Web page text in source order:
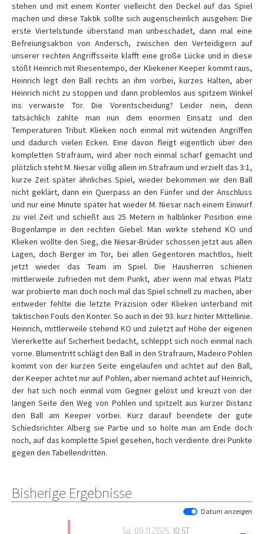
stehen und mit einem Konter vielleicht den Deckel auf das Spiel
machen und diese Taktik sollte sich augenscheinlich ausgehen: Die
erste Viertelstunde überstand man unbeschadet, dann mal eine
Befreiungsaktion von Andersch, zwischen den Verteidigern auf
unserer rechten Angriffsseite klafft eine große Lücke und in diese
stößt Heinrich mit Riesentempo, der Kliekener Keeper kommt raus,
Heinrich legt den Ball rechts an ihm vorbei, kurzes Halten, aber
Heinrich nicht zu stoppen und dann problemlos aus spitzem Winkel
ins verwaiste Tor. Die Vorentscheidung? Leider nein, denn
tatsächlich zahlte man nun dem enormen Einsatz und den
Temperaturen Tribut. Klieken noch einmal mit wütenden Angriffen
und dadurch vielen Ecken. Eine davon fleigt eigentlich über den
kompletten Strafraum, wird aber noch einmal scharf gemacht und
plötzlich steht M. Niesar völlig allein im Strafraum und erzielt das 3:1,
kurze Zeit später ähnliches Spiel, wieder bekommen wir den Ball
nicht geklärt, dann ein Querpass an den Fünfer und der Anschluss
und nur eine Minute später hat wieder M. Niesar nach einem Einwurf
zu viel Zeit und schießt aus 25 Metern in halblinker Position eine
Bogenlampe in den rechten Giebel. Man wirkte stehend KO und
Klieken wollte den Sieg, die Niesar-Brüder schossen jetzt aus allen
Lagen, doch Berger im Tor, bei allen Gegentoren machtlos, hielt
jetzt wieder das Team im Spiel. Die Hausherren schienen
mittlerweile zufrieden mit dem Punkt, aber wenn mal etwas Platz
war probierte man doch noch mal das Spiel schnell zu machen, aber
entweder fehlte die letzte Präzision oder Klieken unterband mit
taktischen Fouls den Konter. So auch in der 93. kurz hinter Mittellinie.
Heinrich, mittlerweile stehend KO und zuletzt auf Höhe der eigenen
Viererkette auf Sicherheit bedacht, schleppt sich noch einmal nach
vorne. Blumentritt schlägt den Ball in den Strafraum, Madeiro Pohlen
kommt von der kurzen Seite eingelaufen und achtet auf den Ball,
der Keeper achtet nur auf Pohlen, aber niemand achtet auf Heinrich,
der hat sich noch einmal vom Gegner gelöst und kreuzt von der
langen Seite den Weg von Pohlen und spitzelt aus kurzer Distanz
den Ball am Keeper vorbei. Kurz darauf beendete der gute
Schiedsrichter Alberg sie Partie und so holte man am Ende doch
noch, auf das komplette Spiel gesehen, hoch verdiente drei Punkte
gegen den Tabellendritten.
Bisherige Ergebnisse
Datum anzeigen
Sa, 08.11.2025, 10.ST